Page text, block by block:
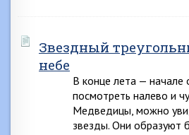
Звездный
небе
В конце лета — начале
посмотреть налево и
Медведицы, можно
звезды. Они образуют